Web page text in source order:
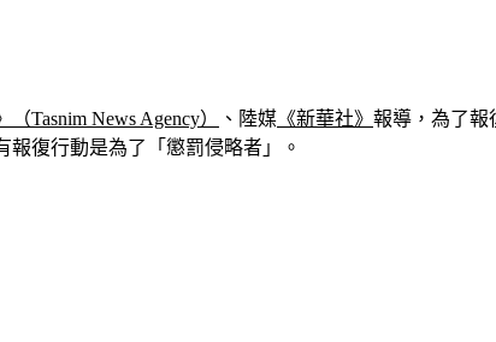
Tasnim News Agency） 、陸媒 《新華社》 報導，為了報
復行動是為了「懲罰侵略者」。